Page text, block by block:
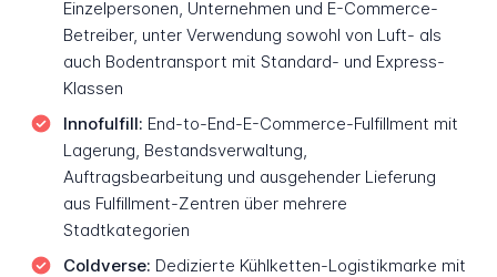
Einzelpersonen, Unternehmen und E-Commerce-
Betreiber, unter Verwendung sowohl von Luft- als
auch Bodentransport mit Standard- und Express-
Klassen
Innofulfill: End-to-End-E-Commerce-Fulfillment mit
Lagerung, Bestandsverwaltung,
Auftragsbearbeitung und ausgehender Lieferung
aus Fulfillment-Zentren über mehrere
Stadtkategorien
Coldverse: Dedizierte Kühlketten-Logistikmarke mit